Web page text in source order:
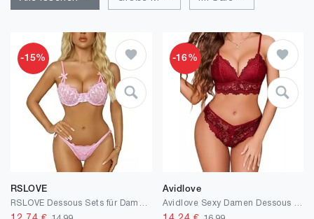
-15%
RSLOVE
-16%
Avidlove